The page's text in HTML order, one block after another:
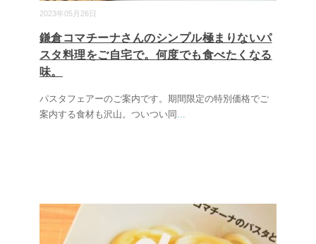
2023年05月26日
鎌倉コマチーナさんのシンプル極まりないパ
スタ料理をご自宅で。何度でも食べたくなる
味。
パスタフェアーのご案内です。期間限定の特別価格でご
案内する食材も沢山。ついつい同 ...